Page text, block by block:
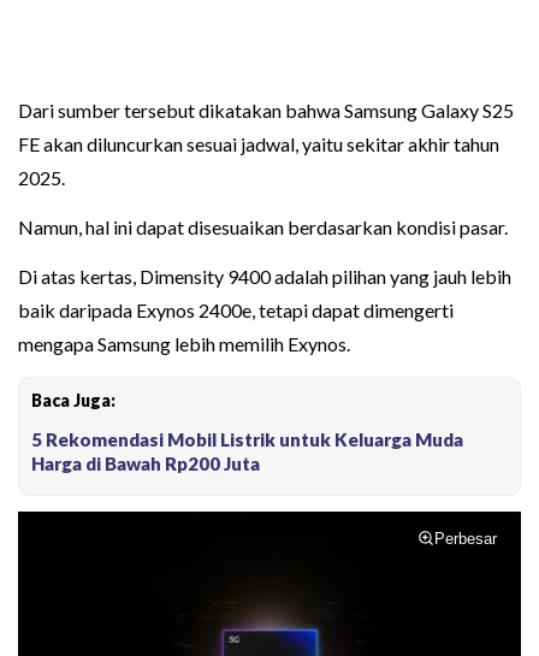
Dari sumber tersebut dikatakan bahwa Samsung Galaxy S25
FE akan diluncurkan sesuai jadwal, yaitu sekitar akhir tahun
2025.
Namun, hal ini dapat disesuaikan berdasarkan kondisi pasar.
Di atas kertas, Dimensity 9400 adalah pilihan yang jauh lebih
baik daripada Exynos 2400e, tetapi dapat dimengerti
mengapa Samsung lebih memilih Exynos.
Baca Juga:
5 Rekomendasi Mobil Listrik untuk Keluarga Muda
Harga di Bawah Rp200 Juta
Perbesar